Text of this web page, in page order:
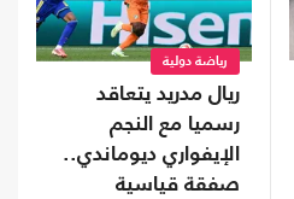
رياضة دولية
ريال مدريد يتعاقد
رسميا مع النجم
الإيفواري ديوماندي..
صفقة قياسية